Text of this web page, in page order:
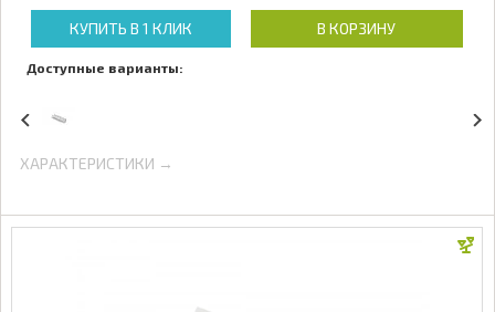
КУПИТЬ В 1 КЛИК В КОРЗИНУ
Доступные варианты:
ХАРАКТЕРИСТИКИ →